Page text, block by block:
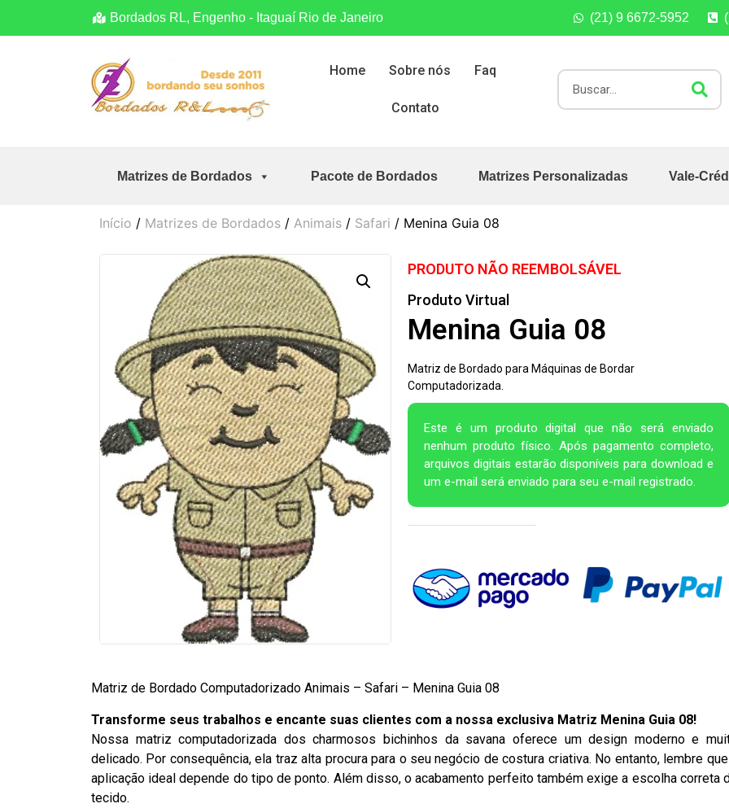
Bordados RL, Engenho - Itaguaí Rio de Janeiro (21) 9 6672-5952
Home Sobre nós Faq
Contato
Matrizes de Bordados Pacote de Bordados Matrizes Personalizadas Vale-
Início / Matrizes de Bordados / Animais / Safari / Menina Guia 08
PRODUTO NÃO REEMBOLSÁVEL
Produto Virtual
Menina Guia 08
Matriz de Bordado para Máquinas de Bordar
Computadorizada.
Este é um produto digital que não será enviado
nenhum produto físico. Após pagamento completo,
arquivos digitais estarão disponíveis para download e
um e-mail será enviado para seu e-mail registrado.
Matriz de Bordado Computadorizado Animais – Safari – Menina Guia 08
Transforme seus trabalhos e encante suas clientes com a nossa exclusiva Matriz Menina Guia 08!
Nossa matriz computadorizada dos charmosos bichinhos da savana oferece um design moderno e
delicado. Por consequência, ela traz alta procura para o seu negócio de costura criativa. No entanto, lembre
aplicação ideal depende do tipo de ponto. Além disso, o acabamento perfeito também exige a escolha correta
tecido.